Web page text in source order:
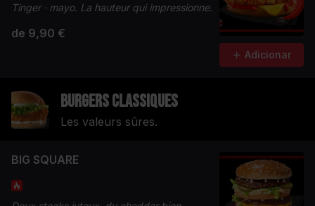
Tinger · mayo. La hauteur qui impressionne.
de 9,90 €
Adicionar
Burgers Classiques
Les valeurs sûres.
BIG SQUARE